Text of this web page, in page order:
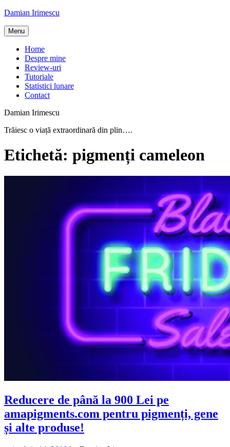
Skip
content
Damian Irimescu
Menu
Home
Despre mine
Review-uri
Tutoriale
Statistici lunare
Contact
Damian Irimescu
Trăiesc o viață extraordinară din plin….
Etichetă: pigmenți cameleon
Reducere de până la 900 Lei pe
amapigments.com pentru pigmenți, gene
și alte produse!